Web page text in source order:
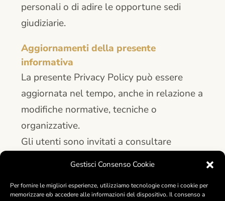
Gestisci Consenso Cookie
Per fornire le migliori esperienze, utilizziamo tecnologie come i cookie per
memorizzare e/o accedere alle informazioni del dispositivo. Il consenso a
personali o di adire le opportune sedi
giudiziarie.
Aggiornamenti della presente
informativa
La presente Privacy Policy può essere
aggiornata nel tempo, anche in relazione a
modifiche normative, tecniche o
organizzative.
Gli utenti sono invitati a consultare
periodicamente questa pagina.